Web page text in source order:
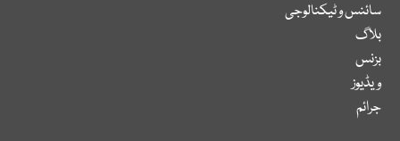
سائنس و ٹیکنالوجی
بلاگ
بزنس
ویڈیوز
جرائم